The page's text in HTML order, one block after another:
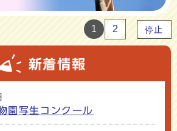
1 2 停止
新着情報
園写生コンクール